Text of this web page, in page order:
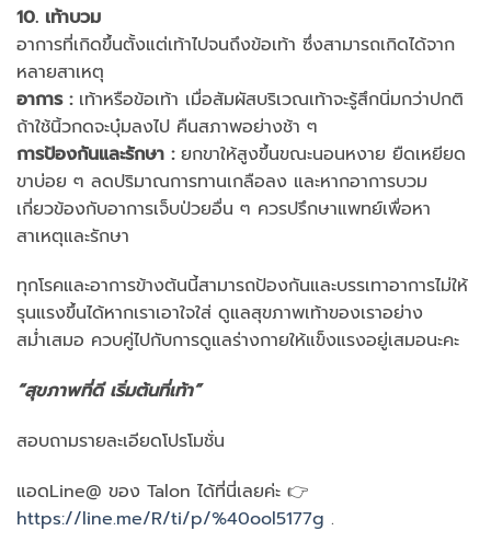
10. เท้าบวม
อาการที่เกิดขึ้นตั้งแต่เท้าไปจนถึงข้อเท้า ซึ่งสามารถเกิดได้จาก
หลายสาเหตุ
อาการ :เท้าหรือข้อเท้า เมื่อสัมผัสบริเวณเท้าจะรู้สึกนิ่มกว่าปกติ
ถ้าใช้นิ้วกดจะบุ๋มลงไป คืนสภาพอย่างช้า ๆ
การป้องกันและรักษา : ยกขาให้สูงขึ้นขณะนอนหงาย ยืดเหยียด
ขาบ่อย ๆ ลดปริมาณการทานเกลือลง และหากอาการบวม
เกี่ยวข้องกับอาการเจ็บป่วยอื่น ๆ ควรปรึกษาแพทย์เพื่อหา
สาเหตุและรักษา
ทุกโรคและอาการข้างต้นนี้สามารถป้องกันและบรรเทาอาการไม่ให้
รุนแรงขึ้นได้หากเราเอาใจใส่ ดูแลสุขภาพเท้าของเราอย่าง
สม่ำเสมอ ควบคู่ไปกับการดูแลร่างกายให้แข็งแรงอยู่เสมอนะคะ
“สุขภาพที่ดี เริ่มต้นที่เท้า”
สอบถามรายละเอียดโปรโมชั่น
แอดLine@ ของ Talon ได้ที่นี่เลยค่ะ 👉
https://line.me/R/ti/p/%40ool5177g .